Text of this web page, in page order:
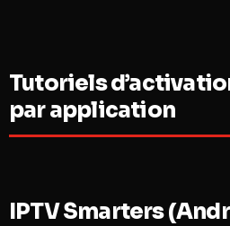
Tutoriels
par application
IPTV Smarters